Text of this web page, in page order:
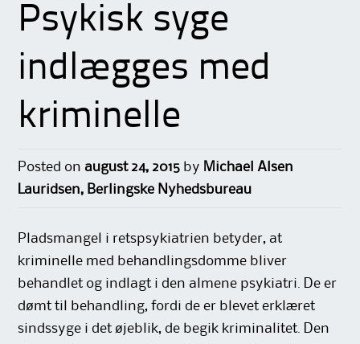
Psykisk syge
indlægges med
kriminelle
Posted on august 24, 2015 by Michael Alsen
Lauridsen, Berlingske Nyhedsbureau
Pladsmangel i retspsykiatrien betyder, at
kriminelle med behandlingsdomme bliver
behandlet og indlagt i den almene psykiatri. De er
dømt til behandling, fordi de er blevet erklæret
sindssyge i det øjeblik, de begik kriminalitet. Den